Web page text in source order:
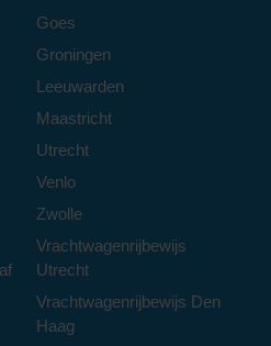
Goes
Groningen
Leeuwarden
Maastricht
Utrecht
Venlo
Zwolle
Vrachtwagenrijbewijs
Utrecht
Vrachtwagenrijbewijs Den
Haag